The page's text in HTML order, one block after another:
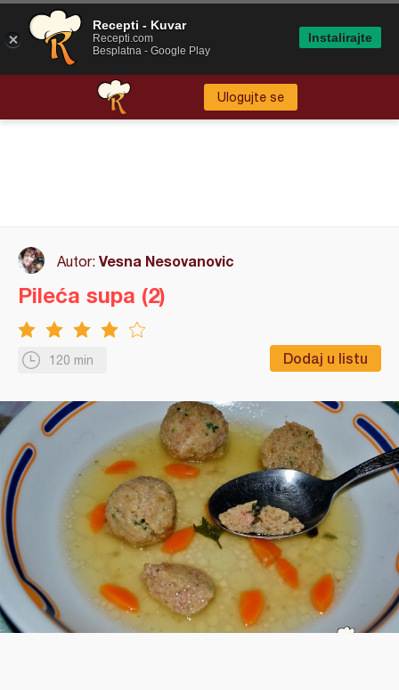
Ulogujte se
Autor: Vesna Nesovanovic
120 min Dodaj u listu
Pileća supa (2)
Recepti - Kuvar
Recepti.com
Besplatna - Google Play
Instalirajte